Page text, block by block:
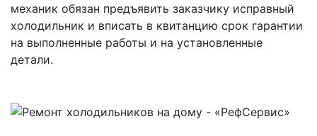
механик обязан предъявить заказчику исправный
холодильник и вписать в квитанцию срок гарантии
на выполненные работы и на установленные
детали.